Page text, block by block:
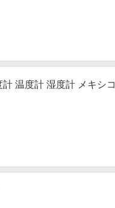
温度計 湿度計 メキシコ